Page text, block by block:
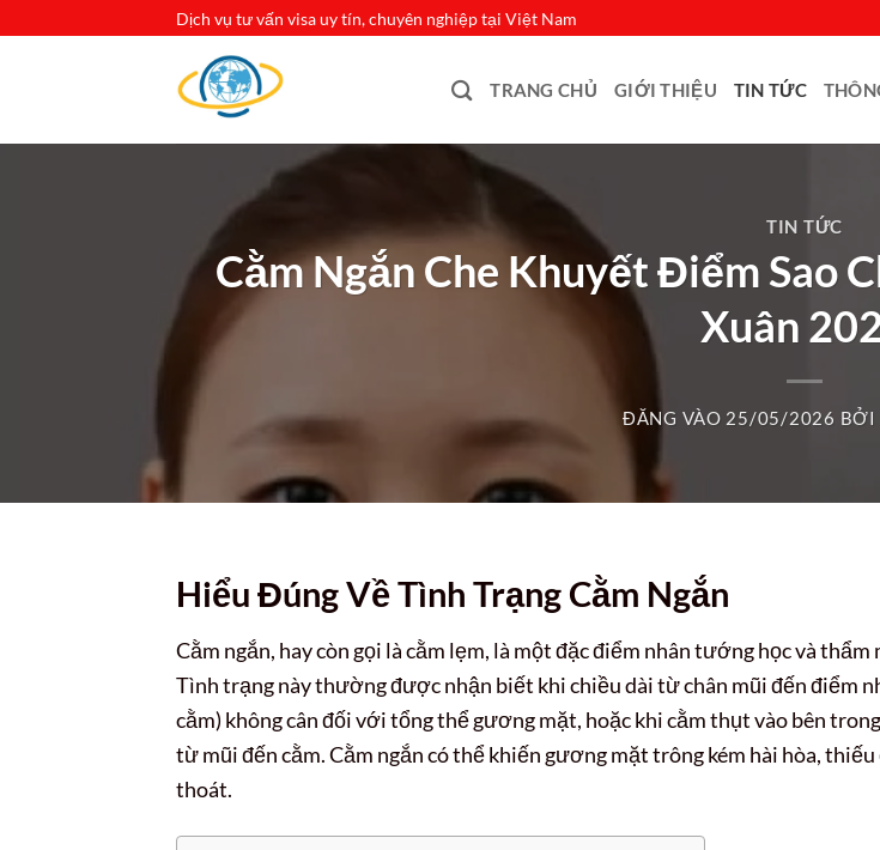
Dịch vụ tư vấn visa uy tín, chuyên nghiệp tại Việt Nam
TRANG CHỦ GIỚI THIỆU TIN TỨC
TIN TỨC
Cằm Ngắn Che Khuyết Điểm Sao
Xuân
ĐĂNG VÀO 25/05/2026 BỞI
Hiểu Đúng Về Tình Trạng Cằm Ngắn
Cằm ngắn, hay còn gọi là cằm lẹm, là một đặc điểm nhân tướng học và
Tình trạng này thường được nhận biết khi chiều dài từ chân mũi đến điểm
cằm) không cân đối với tổng thể gương mặt, hoặc khi cằm thụt vào bên
từ mũi đến cằm. Cằm ngắn có thể khiến gương mặt trông kém hài hòa,
thoát.